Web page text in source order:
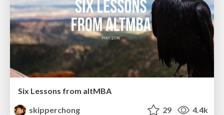
Six Lessons from altMBA
skipperchong
29 4.4k